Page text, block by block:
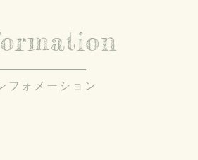
フォメーション